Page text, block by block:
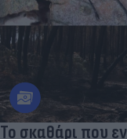
Το σκαθάρι που